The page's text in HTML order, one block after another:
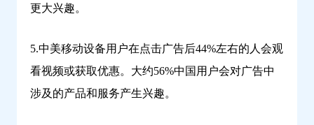
更大兴趣。
5.中美移动设备用户在点击广告后44%左右的人会观
看视频或获取优惠。大约56%中国用户会对广告中
涉及的产品和服务产生兴趣。